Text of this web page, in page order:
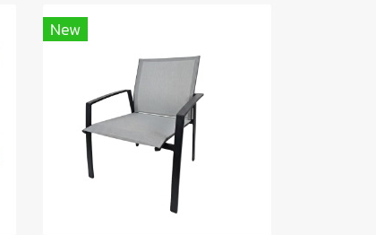
New